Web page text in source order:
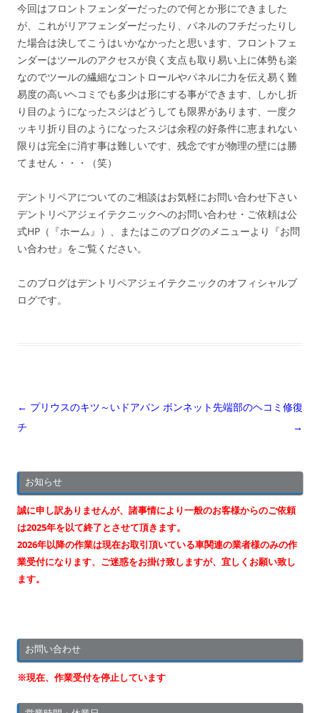
今回はフロントフェンダーだったので何とか形にできました
が、これがリアフェンダーだったり、パネルのフチだったりし
た場合は決してこうはいかなかったと思います、フロントフェ
ンダーはツールのアクセスが良く支点も取り易い上に体勢も楽
なのでツールの繊細なコントロールやパネルに力を伝え易く難
易度の高いヘコミでも多少は形にする事ができます、しかし折
り目のようになったスジはどうしても限界があります、一度ク
ッキリ折り目のようになったスジは余程の好条件に恵まれない
限りは完全に消す事は難しいです、残念ですが物理の壁には勝
てません・・・（笑）
デントリペアについてのご相談はお気軽にお問い合わせ下さい
デントリペアジェイテクニックへのお問い合わせ・ご依頼は公
式HP（『ホーム』）、またはこのブログのメニューより『お問
い合わせ』をご覧ください。
このブログはデントリペアジェイテクニックのオフィシャルブ
ログです。
投
稿
ゲ
ー
シ
ョ
ン
← プリウスのキツ～いドアパン
チ
ボンネット先端部のヘコミ修復
→
お知らせ
誠に申し訳ありませんが、諸事情により一般のお客様からのご依頼
は2025年を以て終了とさせて頂きます。
2026年以降の作業は現在お取引頂いている車関連の業者様のみの作
業受付になります、ご迷惑をお掛け致しますが、宜しくお願い致し
ます。
お問い合わせ
※現在、作業受付を停止しています